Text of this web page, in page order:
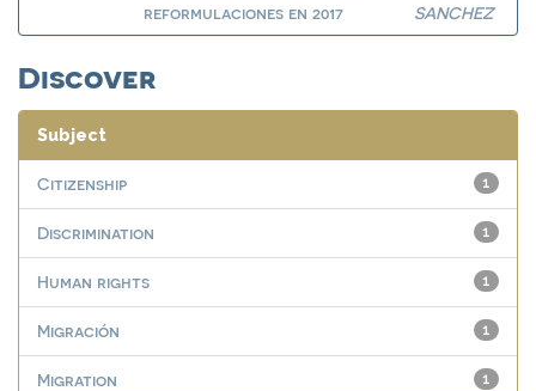
reformulaciones en 2017
SANCHEZ
Discover
Subject
1
Citizenship
1
Discrimination
1
Human rights
1
Migración
1
Migration